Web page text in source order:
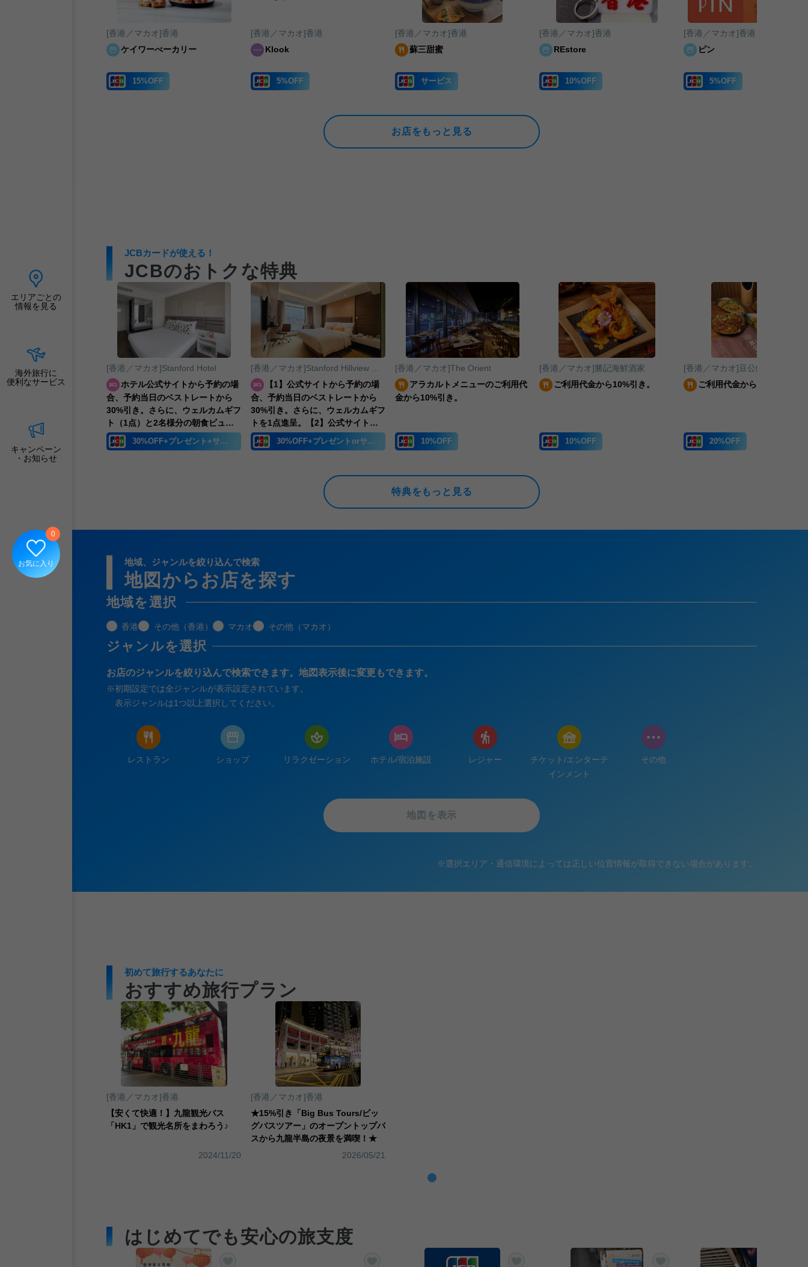
エリアごとの
情報を見る
海外旅行に
便利なサービス
キャンペーン
・お知らせ
お気に入り
0
ケイワーべーカリー
[香港／マカオ]香港
15%OFF
Klook
[香港／マカオ]香港
5%OFF
蘇三甜蜜
[香港／マカオ]香港
サービス
REstore
[香港／マカオ]香港
10%OFF
ピン
[香港／マカオ]香港
5%OFF
お店をもっと見る
JCBカードが使える！
JCBのおトクな特典
金から15%引き。
オ]Di Fu Lou
ホテル公式サイトから予約の場
合、予約当日のベストレートから
30%引き。さらに、ウェルカムギフ
ト（1点）と2名様分の朝食ビュッ
フェ付き。
[香港／マカオ]Stanford Hotel
30%OFF+プレゼント+サービス
【1】公式サイトから予約の場
合、予約当日のベストレートから
30%引き。さらに、ウェルカムギフ
トを1点進呈。【2】公式サイトか
らアスペン・ルーム（Aspen
Room）をご予約の場合、2名様分
30%OFF+プレゼントorサービス
アラカルトメニューのご利用代
金から10%引き。
[香港／マカオ]The Orient
10%OFF
ご利用代金から10%引き。
[香港／マカオ]勝記海鮮酒家
10%OFF
ご利用代金から20%引き。
[香港／マカオ]豆公館
20%OFF
特典をもっと見る
地域、ジャンルを絞り込んで検索
地図からお店を探す
地域を選択
香港 その他（香港） マカオ その他（マカオ）
ジャンルを選択
お店のジャンルを絞り込んで検索できます。地図表示後に変更もできます。
※初期設定では全ジャンルが表示設定されています。
表示ジャンルは1つ以上選択してください。
レストラン ショップ リラクゼーション ホテル/宿泊施設 レジャー
チケット/エンターテ
インメント
その他
地図を表示
※選択エリア・通信環境によっては正しい位置情報が取得できない場合があります。
初めて旅行するあなたに
おすすめ旅行プラン
【安くて快適！】九龍観光バス
「HK1」で観光名所をまわろう♪
[香港／マカオ]香港
2024/11/20
★15%引き「Big Bus Tours/ビッ
グバスツアー」のオープントップバ
スから九龍半島の夜景を満喫！★
[香港／マカオ]香港
2026/05/21
はじめてでも安心の旅支度